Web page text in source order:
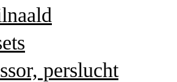
perslucht